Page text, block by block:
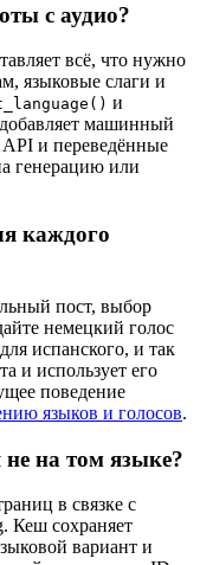
с аудио?
всё, что нужно
языковые слаги и
и
машинный
и переведённые
генерацию или
каждого
пост, выбор
немецкий голос
испанского, и так
и использует его
поведение
языков и голосов.
не на том языке?
в связке с
Кеш сохраняет
вариант и